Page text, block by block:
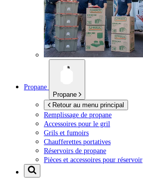
Propane
Propane
Retour au menu principal
Remplissage de propane
Accessoires pour le gril
Grils et fumoirs
Chaufferettes portatives
Réservoirs de propane
Pièces et accessoires pour réservoir